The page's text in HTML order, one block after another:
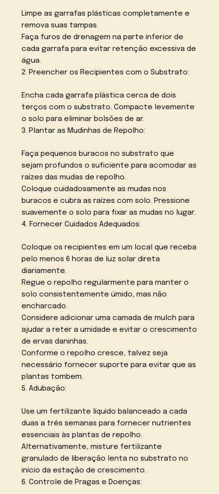
Limpe as garrafas plásticas completamente e
remova suas tampas.
Faça furos de drenagem na parte inferior de
cada garrafa para evitar retenção excessiva de
água.
2. Preencher os Recipientes com o Substrato:
Encha cada garrafa plástica cerca de dois
terços com o substrato. Compacte levemente
o solo para eliminar bolsões de ar.
3. Plantar as Mudinhas de Repolho:
Faça pequenos buracos no substrato que
sejam profundos o suficiente para acomodar as
raízes das mudas de repolho.
Coloque cuidadosamente as mudas nos
buracos e cubra as raízes com solo. Pressione
suavemente o solo para fixar as mudas no lugar.
4. Fornecer Cuidados Adequados:
Coloque os recipientes em um local que receba
pelo menos 6 horas de luz solar direta
diariamente.
Regue o repolho regularmente para manter o
solo consistentemente úmido, mas não
encharcado.
Considere adicionar uma camada de mulch para
ajudar a reter a umidade e evitar o crescimento
de ervas daninhas.
Conforme o repolho cresce, talvez seja
necessário fornecer suporte para evitar que as
plantas tombem.
5. Adubação:
Use um fertilizante líquido balanceado a cada
duas a três semanas para fornecer nutrientes
essenciais às plantas de repolho.
Alternativamente, misture fertilizante
granulado de liberação lenta no substrato no
início da estação de crescimento.
6. Controle de Pragas e Doenças: